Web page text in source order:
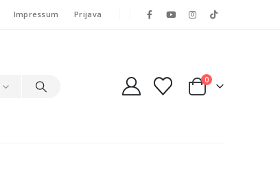
Impressum Prijava
0